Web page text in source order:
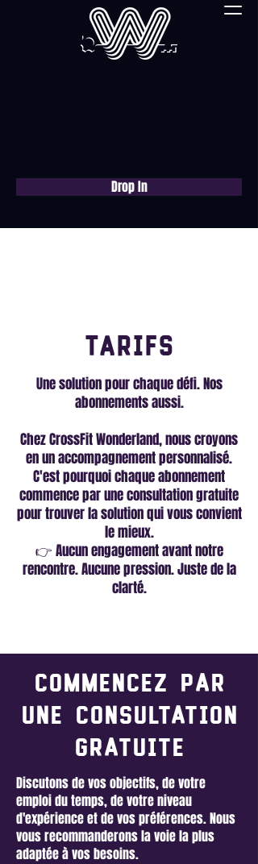
Drop In
Tarifs
Une solution pour chaque défi. Nos
abonnements aussi.
Chez CrossFit Wonderland, nous croyons
en un accompagnement personnalisé.
C'est pourquoi chaque abonnement
commence par une consultation gratuite
pour trouver la solution qui vous convient
le mieux.
👉 Aucun engagement avant notre
rencontre. Aucune pression. Juste de la
clarté.
Commencez par
une consultation
gratuite
Discutons de vos objectifs, de votre
emploi du temps, de votre niveau
d'expérience et de vos préférences. Nous
vous recommanderons la voie la plus
adaptée à vos besoins.